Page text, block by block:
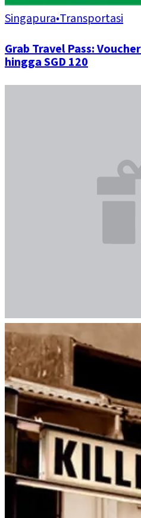
Singapura•Transportasi
Grab Travel Pass:
hingga SGD 120